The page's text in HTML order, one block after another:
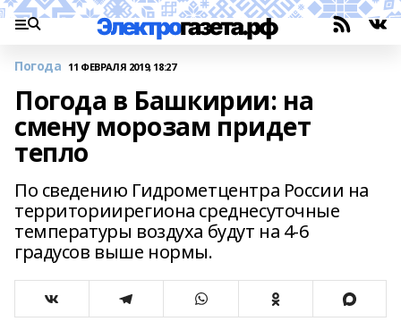
Погода 11 ФЕВРАЛЯ 2019, 18:27
Погода в Башкирии: на
смену морозам придет
тепло
По сведению Гидрометцентра России на
территориирегиона среднесуточные
температуры воздуха будут на 4-6
градусов выше нормы.